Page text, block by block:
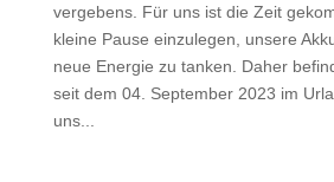
vergebens. Für uns ist die Zeit
kleine Pause einzulegen, unsere
neue Energie zu tanken. Daher
seit dem 04. September 2023 im
uns...